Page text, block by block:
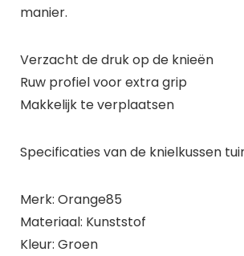
manier.
Verzacht de druk op de knieën
Ruw profiel voor extra grip
Makkelijk te verplaatsen
Specificaties van de knielkussen
Merk: Orange85
Materiaal: Kunststof
Kleur: Groen